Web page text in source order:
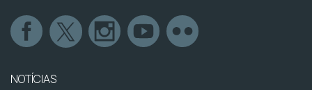
NOTÍCIAS